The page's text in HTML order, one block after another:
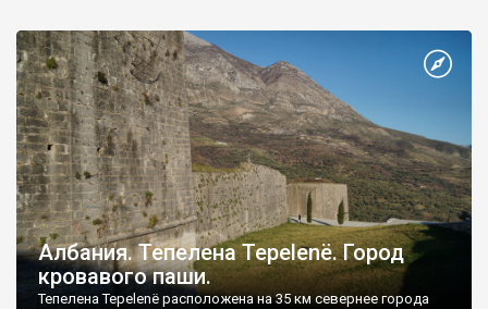
Албания. Тепелена Tepelenë. Город
кровавого паши.
Тепелена Tepelenë расположена на 35 км севернее города